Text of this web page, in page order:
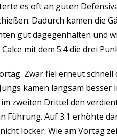
es oft an guten
Dadurch kamen die
gut dagegenhalten und
mit dem 5:4 die drei
Zwar fiel erneut schnell
kamen langsam besser
zweiten Drittel den
Führung. Auf 3:1 erhöhte
locker. Wie am Vortag